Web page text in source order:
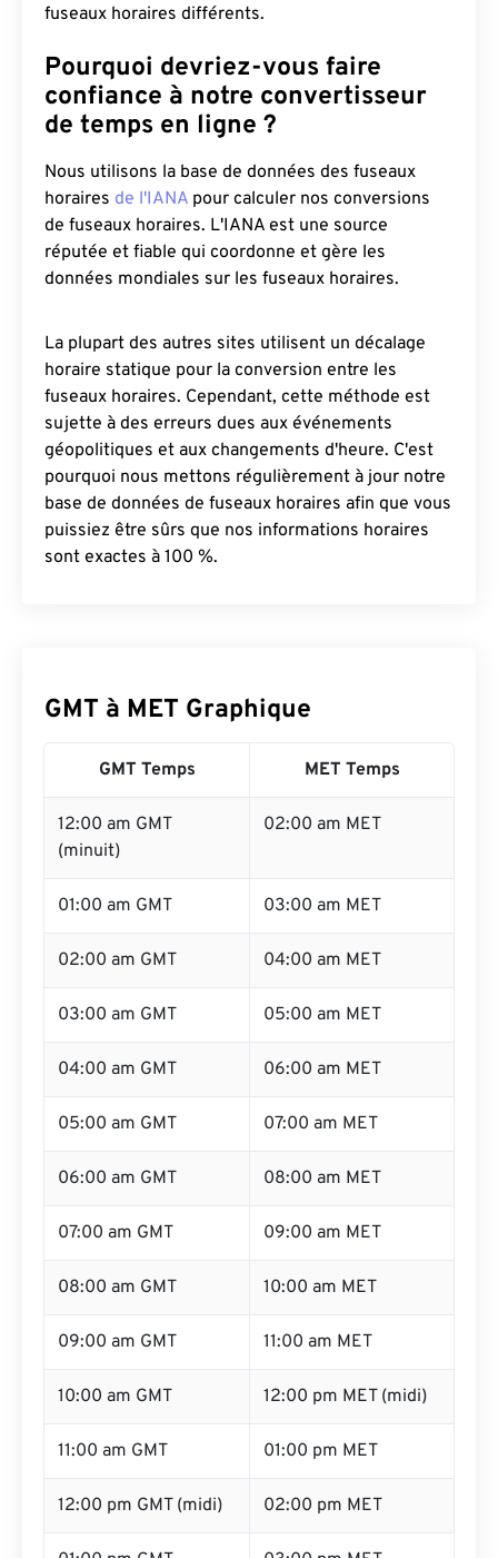
fuseaux horaires différents.
Pourquoi devriez-vous faire
confiance à notre convertisseur
de temps en ligne ?
Nous utilisons la base de données des fuseaux
horaires de l'IANA pour calculer nos conversions
de fuseaux horaires. L'IANA est une source
réputée et fiable qui coordonne et gère les
données mondiales sur les fuseaux horaires.
La plupart des autres sites utilisent un décalage
horaire statique pour la conversion entre les
fuseaux horaires. Cependant, cette méthode est
sujette à des erreurs dues aux événements
géopolitiques et aux changements d'heure. C'est
pourquoi nous mettons régulièrement à jour notre
base de données de fuseaux horaires afin que vous
puissiez être sûrs que nos informations horaires
sont exactes à 100 %.
GMT à MET Graphique
GMT Temps MET Temps
12:00 am GMT
(minuit)
02:00 am MET
01:00 am GMT 03:00 am MET
02:00 am GMT 04:00 am MET
03:00 am GMT 05:00 am MET
04:00 am GMT 06:00 am MET
05:00 am GMT 07:00 am MET
06:00 am GMT 08:00 am MET
07:00 am GMT 09:00 am MET
08:00 am GMT 10:00 am MET
09:00 am GMT 11:00 am MET
10:00 am GMT 12:00 pm MET (midi)
11:00 am GMT 01:00 pm MET
12:00 pm GMT (midi) 02:00 pm MET